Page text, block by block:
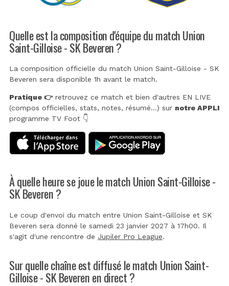
Quelle est la composition d'équipe du match Union
Saint-Gilloise - SK Beveren ?
La composition officielle du match Union Saint-Gilloise - SK
Beveren sera disponible 1h avant le match.
Pratique 👉retrouvez ce match et bien d'autres EN LIVE
(compos officielles, stats, notes, résumé...) sur notre APPLI
programme TV Foot 👇
À quelle heure se joue le match Union Saint-Gilloise -
SK Beveren ?
Le coup d'envoi du match entre Union Saint-Gilloise et SK
Beveren sera donné le samedi 23 janvier 2027 à 17h00. Il
s'agit d'une rencontre de Jupiler Pro League.
Sur quelle chaîne est diffusé le match Union Saint-
Gilloise - SK Beveren en direct ?